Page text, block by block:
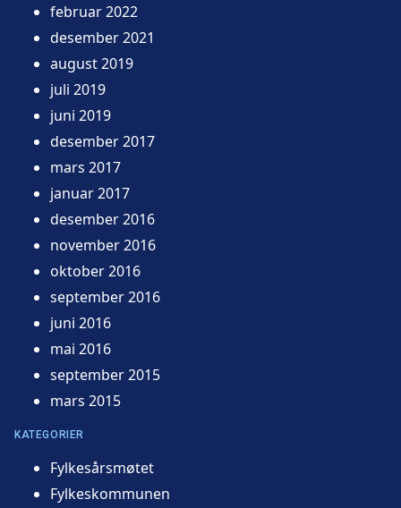
februar 2022
desember 2021
august 2019
juli 2019
juni 2019
desember 2017
mars 2017
januar 2017
desember 2016
november 2016
oktober 2016
september 2016
juni 2016
mai 2016
september 2015
mars 2015
KATEGORIER
Fylkesårsmøtet
Fylkeskommunen